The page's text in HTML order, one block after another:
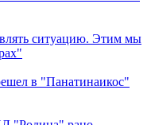
ситуацию. Этим мы
в "Панатинаикос"